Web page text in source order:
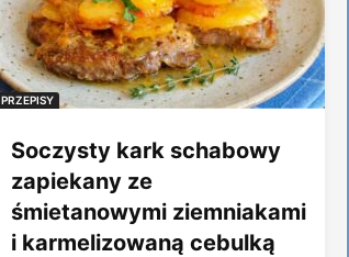
PRZEPISY
Soczysty kark schabowy
zapiekany ze
śmietanowymi ziemniakami
i karmelizowaną cebulką